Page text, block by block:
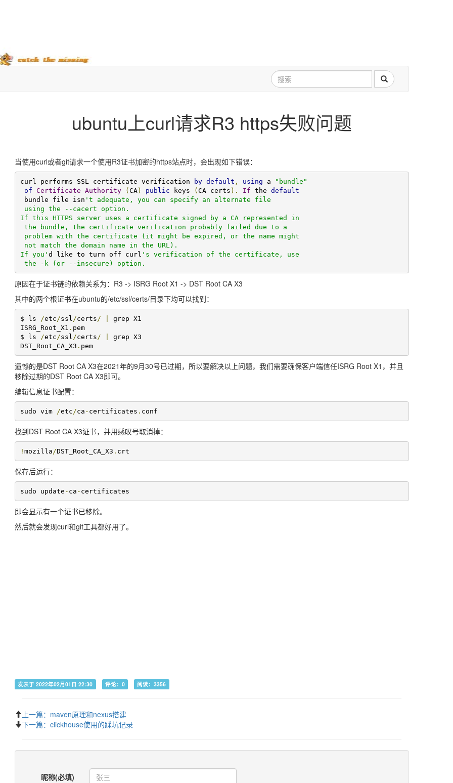
ubuntu上curl请求R3 https失败问题
当使用curl或者git请求一个使用R3证书加密的https站点时，会出现如下错误：
curl performs SSL certificate verification by default , using a
"bundle"
of Certificate Authority (CA) public keys (CA certs ). If the default
bundle file isn 't adequate, you can specify an alternate file
If this HTTPS server uses a certificate signed by a CA represented in
If you' d like to turn off curl 's verification of the certificate, use
the -k (or --insecure) option.
原因在于证书链的依赖关系为：R3 -> ISRG Root X1 -> DST Root CA X3
其中的两个根证书在ubuntu的/etc/ssl/certs/目录下均可以找到：
$ ls /etc /ssl /certs /
grep X1
ISRG_Root_X1 . pem
$ ls
/etc /ssl /certs /
grep X3
DST_Root_CA_X3 . pem
遗憾的是DST Root CA X3在2021年的9月30号已过期，所以要解决以上问题，我们需要确保客户端信任ISRG Root X1，并且
移除过期的DST Root CA X3即可。
编辑信息证书配置：
sudo vim /etc /ca - certificates . conf
找到DST Root CA X3证书，并用感叹号取消掉：
! mozilla /DST_Root_CA_X3 . crt
保存后运行：
sudo update - ca - certificates
即会显示有一个证书已移除。
然后就会发现curl和git工具都好用了。
发表于 2022年02月01日 22:30 评论：0 阅读：3356
上一篇：maven原理和nexus搭建
下一篇：clickhouse使用的踩坑记录
昵称(必填)